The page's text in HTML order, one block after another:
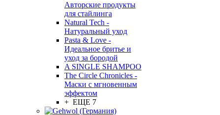
Авторские продукты
для стайлинга
Natural Tech -
Натуральный уход
Pasta & Love -
Идеальное бритье и
уход за бородой
A SINGLE SHAMPOO
The Circle Chronicles -
Маски с мгновенным
эффектом
+ ЕЩЕ 7